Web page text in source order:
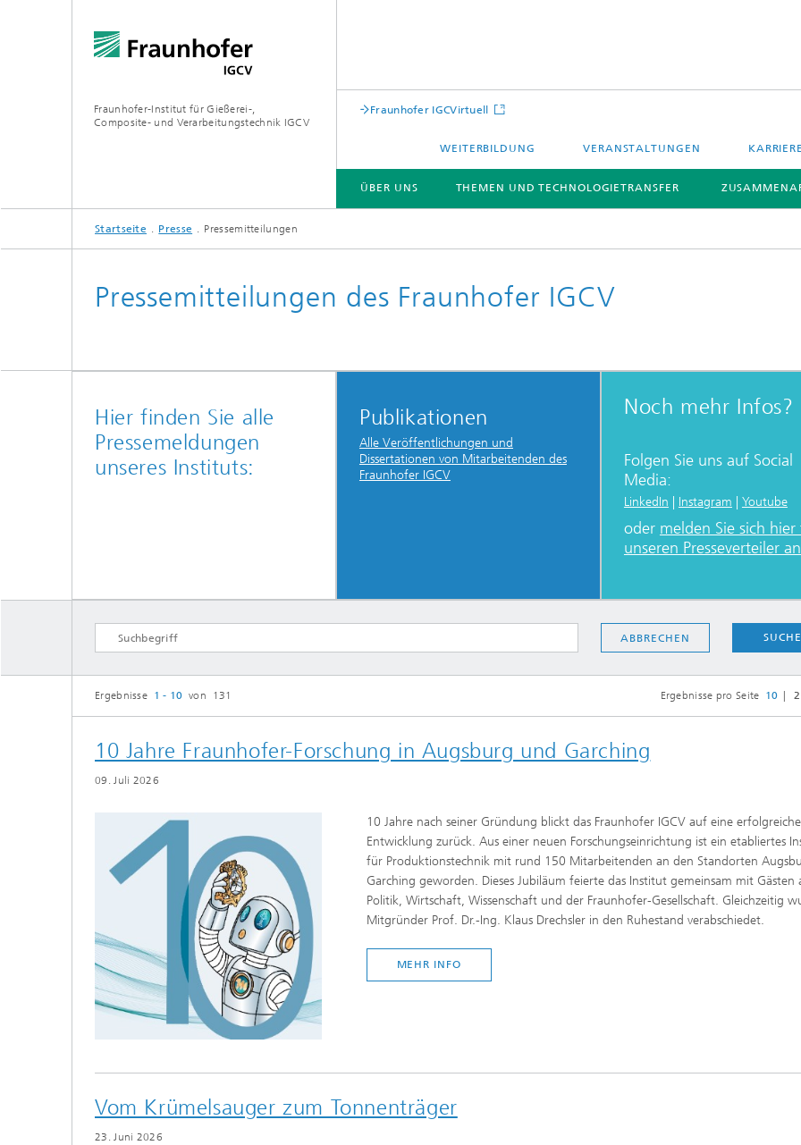
Fraunhofer-Institut für Gießerei-,
Composite- und Verarbeitungstechnik IGCV
Fraunhofer IGCVirtuell
WEITERBILDUNG VERANSTALTUNGEN KARRIERE
ÜBER UNS THEMEN UND TECHNOLOGIETRANSFER
Startseite Presse Pressemitteilungen
Pressemitteilungen des Fraunhofer IGCV
Hier finden Sie alle
Pressemeldungen
unseres Instituts:
Publikationen
Alle Veröffentlichungen und
Dissertationen von Mitarbeitenden des
Fraunhofer IGCV
Noch mehr Infos?
Folgen Sie uns auf Social
Media:
LinkedIn Instagram Youtube
oder melden Sie sich
unseren Presseverteiler an
ABBRECHEN
Ergebnisse 1 - 10 von 131 Ergebnisse pro Seite 10
10 Jahre Fraunhofer-Forschung in Augsburg und Garching
09. Juli 2026
10 Jahre nach seiner Gründung blickt das Fraunhofer IGCV auf eine erfolgreiche
Entwicklung zurück. Aus einer neuen Forschungseinrichtung ist ein etabliertes
für Produktionstechnik mit rund 150 Mitarbeitenden an den Standorten
Garching geworden. Dieses Jubiläum feierte das Institut gemeinsam mit Gästen
Politik, Wirtschaft, Wissenschaft und der Fraunhofer-Gesellschaft. Gleichzeitig
Mitgründer Prof. Dr.-Ing. Klaus Drechsler in den Ruhestand verabschiedet.
MEHR INFO
Vom Krümelsauger zum Tonnenträger
23. Juni 2026